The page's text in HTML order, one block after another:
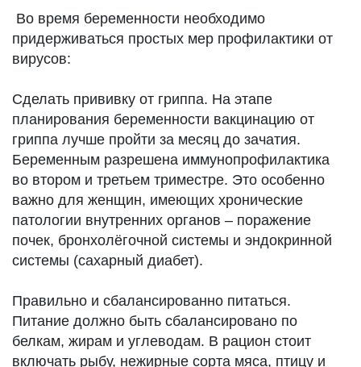
Во время беременности необходимо
придерживаться простых мер профилактики от
вирусов:
Сделать прививку от гриппа. На этапе
планирования беременности вакцинацию от
гриппа лучше пройти за месяц до зачатия.
Беременным разрешена иммунопрофилактика
во втором и третьем триместре. Это особенно
важно для женщин, имеющих хронические
патологии внутренних органов – поражение
почек, бронхолёгочной системы и эндокринной
системы (сахарный диабет).
Правильно и сбалансированно питаться.
Питание должно быть сбалансировано по
белкам, жирам и углеводам. В рацион стоит
включать рыбу, нежирные сорта мяса, птицу и